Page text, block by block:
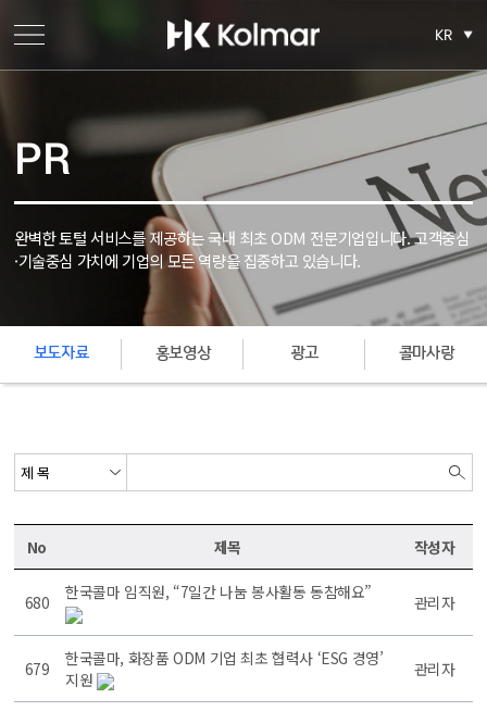
KR
PR
완벽한 토털 서비스를 제공하는 국내 최초 ODM 전문기업입니다.고객중심
·기술중심 가치에 기업의 모든 역량을 집중하고 있습니다.
보도자료 홍보영상 광고 콜마사랑
No 제목 작성자
680 한국콜마 임직원, “7일간 나눔 봉사활동 동참해요” 관리자
679
한국콜마, 화장품 ODM 기업 최초 협력사 ‘ESG 경영’
지원
관리자